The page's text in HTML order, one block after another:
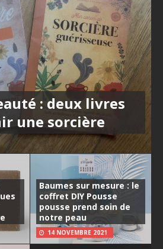
: deux livres
une sorcière
Baumes sur mesure : le
coffret DIY Pousse
pousse prend soin de
notre peau
14 NOVEMBRE 2021